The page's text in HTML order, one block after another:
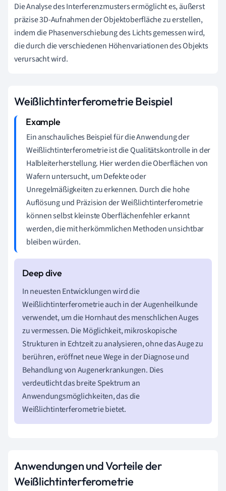
Die Analyse des Interferenzmusters ermöglicht es, äußerst
präzise 3D-Aufnahmen der Objektoberfläche zu erstellen,
indem die Phasenverschiebung des Lichts gemessen wird,
die durch die verschiedenen Höhenvariationen des Objekts
verursacht wird.
Weißlichtinterferometrie Beispiel
Ein anschauliches Beispiel für die Anwendung der
Weißlichtinterferometrie ist die Qualitätskontrolle in der
Halbleiterherstellung. Hier werden die Oberflächen von
Wafern untersucht, um Defekte oder
Unregelmäßigkeiten zu erkennen. Durch die hohe
Auflösung und Präzision der Weißlichtinterferometrie
können selbst kleinste Oberflächenfehler erkannt
werden, die mit herkömmlichen Methoden unsichtbar
bleiben würden.
In neuesten Entwicklungen wird die
Weißlichtinterferometrie auch in der Augenheilkunde
verwendet, um die Hornhaut des menschlichen Auges
zu vermessen. Die Möglichkeit, mikroskopische
Strukturen in Echtzeit zu analysieren, ohne das Auge zu
berühren, eröffnet neue Wege in der Diagnose und
Behandlung von Augenerkrankungen. Dies
verdeutlicht das breite Spektrum an
Anwendungsmöglichkeiten, das die
Weißlichtinterferometrie bietet.
Anwendungen und Vorteile der
Weißlichtinterferometrie